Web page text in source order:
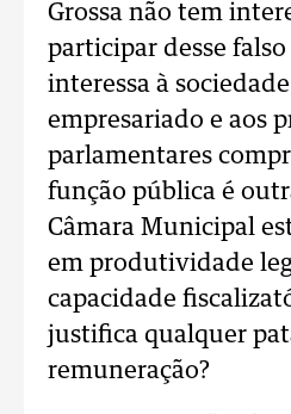
Grossa não tem
participar desse
interessa à
empresariado e aos
parlamentares
função pública é
Câmara Municipal
em produtividade
capacidade
justifica qualquer
remuneração?